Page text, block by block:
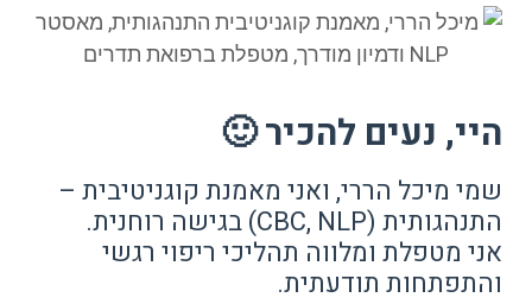
היי, נעים להכיר 🙂
שמי מיכל הררי, ואני מאמנת קוגניטיבית –
התנהגותית (CBC, NLP) בגישה רוחנית.
אני מטפלת ומלווה תהליכי ריפוי רגשי
והתפתחות תודעתית.